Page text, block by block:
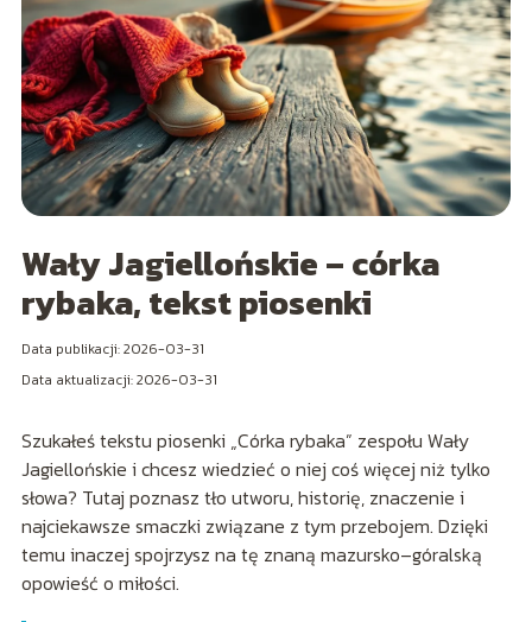
Wały Jagiellońskie – córka
rybaka, tekst piosenki
Data publikacji: 2026-03-31
Data aktualizacji: 2026-03-31
Szukałeś tekstu piosenki „Córka rybaka” zespołu Wały
Jagiellońskie i chcesz wiedzieć o niej coś więcej niż tylko
słowa? Tutaj poznasz tło utworu, historię, znaczenie i
najciekawsze smaczki związane z tym przebojem. Dzięki
temu inaczej spojrzysz na tę znaną mazursko–góralską
opowieść o miłości.